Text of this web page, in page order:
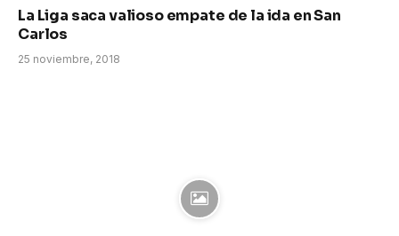
La Liga saca valioso empate de la ida en San
Carlos
25 noviembre, 2018